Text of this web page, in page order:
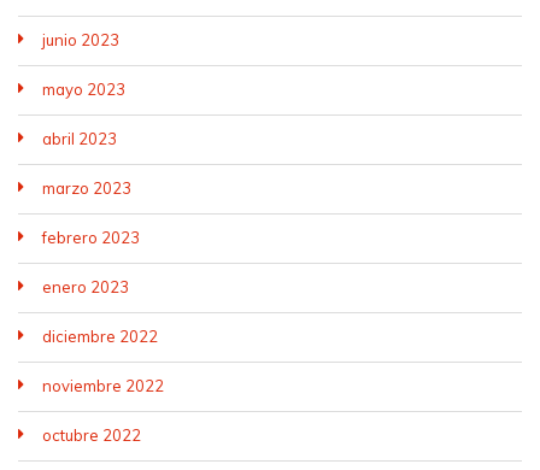
junio 2023
mayo 2023
abril 2023
marzo 2023
febrero 2023
enero 2023
diciembre 2022
noviembre 2022
octubre 2022